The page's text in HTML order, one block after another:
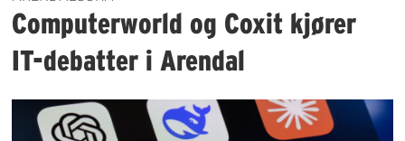
Computerworld og Coxit kjører
IT-debatter i Arendal